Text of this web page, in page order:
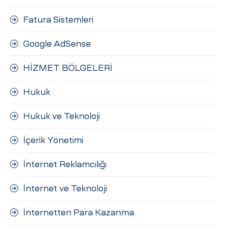
Fatura Sistemleri
Google AdSense
HİZMET BÖLGELERİ
Hukuk
Hukuk ve Teknoloji
İçerik Yönetimi
İnternet Reklamcılığı
İnternet ve Teknoloji
İnternetten Para Kazanma